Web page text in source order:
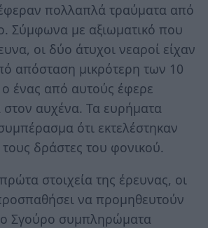
πολλαπλά τραύματα από
Σύμφωνα με αξιωματικό που
οι δύο άτυχοι νεαροί είχαν
απόσταση μικρότερη των 10
ένας από αυτούς έφερε
αυχένα. Τα ευρήματα
ότι εκτελέστηκαν
δράστες του φονικού.
στοιχεία της έρευνας, οι
να προμηθευτούν
Σγούρο συμπληρώματα